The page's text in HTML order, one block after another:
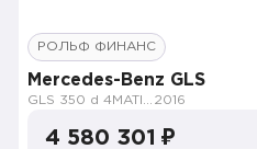
РОЛЬФ ФИНАНС
Mercedes-Benz GLS
2016
4 580 301 ₽